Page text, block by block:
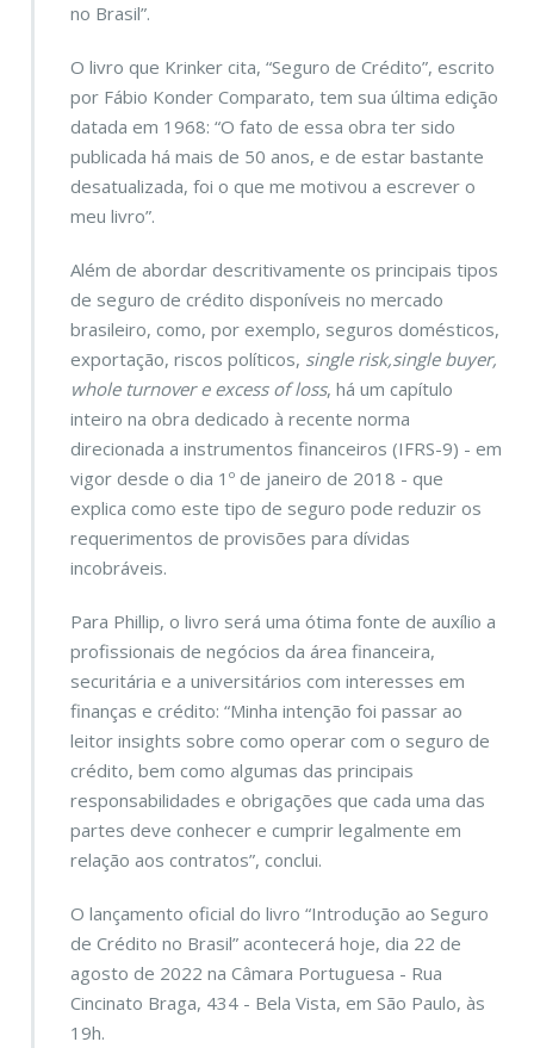
no Brasil”.
O livro que Krinker cita, “Seguro de Crédito”, escrito
por Fábio Konder Comparato, tem sua última edição
datada em 1968: “O fato de essa obra ter sido
publicada há mais de 50 anos, e de estar bastante
desatualizada, foi o que me motivou a escrevero
meu livro”.
Além de abordar descritivamente os principais tipos
de seguro de crédito disponíveis no mercado
brasileiro, como, por exemplo, seguros domésticos,
exportação, riscos políticos, single risk,single buyer,
whole turnover e excess of loss, há um capítulo
inteiro na obra dedicado à recente norma
direcionada a instrumentos financeiros (IFRS-9) - em
vigor desde o dia 1º de janeiro de 2018 - que
explica como este tipo de seguro pode reduzir os
requerimentos de provisões para dívidas
incobráveis.
Para Phillip, o livro será uma ótima fonte de auxílio a
profissionais de negócios da área financeira,
securitária e a universitários com interesses em
finanças e crédito: “Minha intenção foi passar ao
leitor insights sobre como operar com o seguro de
crédito, bem como algumas das principais
responsabilidades e obrigações que cada uma das
partes deve conhecer e cumprir legalmente em
relação aos contratos”, conclui.
O lançamento oficial do livro “Introdução ao Seguro
de Crédito no Brasil” acontecerá hoje, dia 22 de
agosto de 2022 na Câmara Portuguesa - Rua
Cincinato Braga, 434 - Bela Vista, em São Paulo, às
19h.